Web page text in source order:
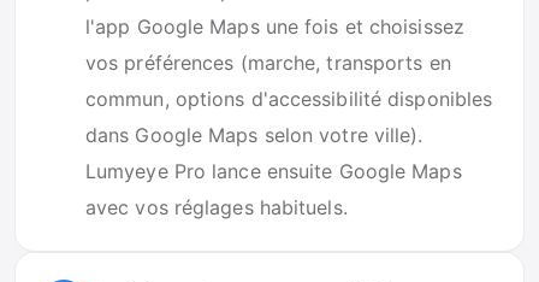
l'app Google Maps une fois et choisissez
vos préférences (marche, transports en
commun, options d'accessibilité disponibles
dans Google Maps selon votre ville).
Lumyeye Pro lance ensuite Google Maps
avec vos réglages habituels.